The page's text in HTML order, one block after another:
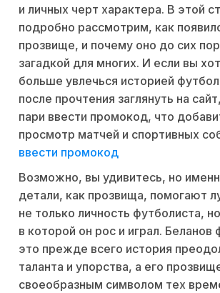
и личных черт характера. В этой
подробно рассмотрим, как
прозвище, и почему оно до сих
загадкой для многих. И если вы
больше увлечься историей
после прочтения заглянуть на
пари ввести промокод, что
просмотр матчей и спортивных
ввести промокод
Возможно, вы удивитесь, но
детали, как прозвища, помогают
не только личность футболиста,
в которой он рос и играл.
это прежде всего история
таланта и упорства, а его
своеобразным символом тех